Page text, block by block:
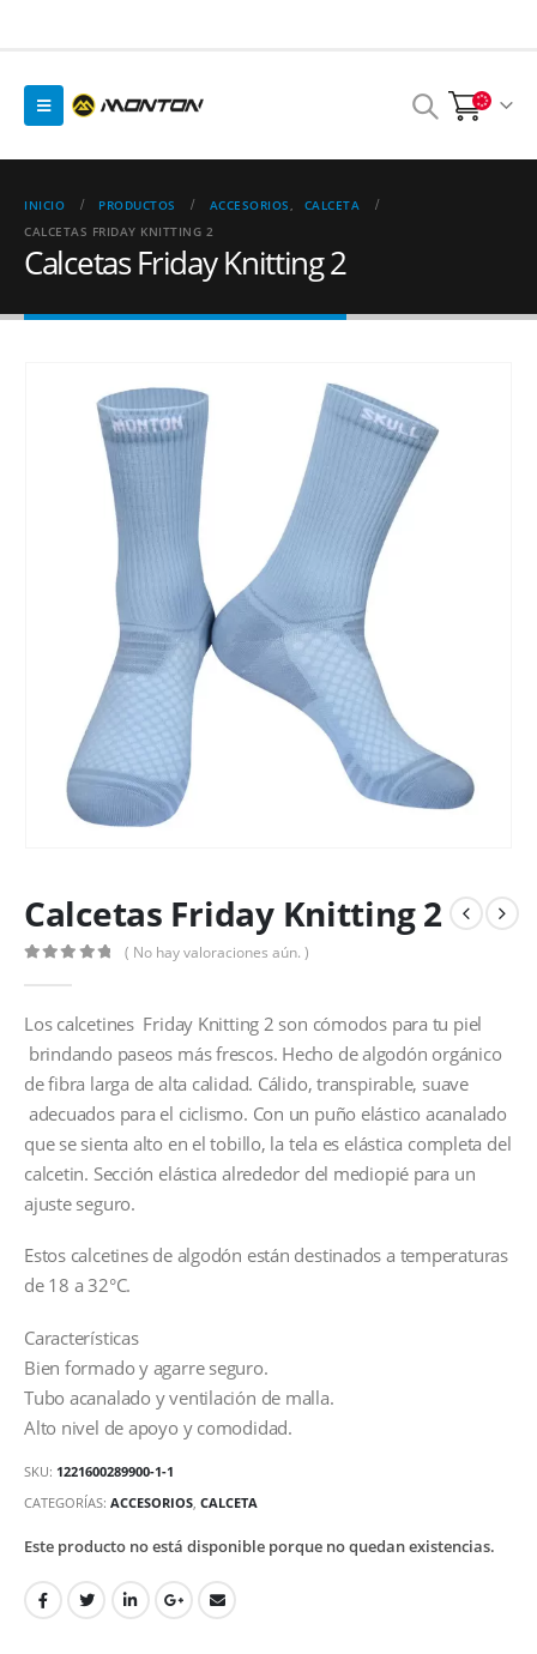
INICIO PRODUCTOS ACCESORIOS,
CALCETA
CALCETAS FRIDAY KNITTING 2
Calcetas Friday Knitting 2
Calcetas Friday Knitting 2
( No hay valoraciones aún. )
Los calcetines Friday Knitting 2 son cómodos para tu piel
brindando paseos más frescos. Hecho de algodón orgánico
de fibra larga de alta calidad. Cálido, transpirable, suave
adecuados para el ciclismo. Con un puño elástico acanalado
que se sienta alto en el tobillo, la tela es elástica completa del
calcetin. Sección elástica alrededor del mediopié para un
ajuste seguro.
Estos calcetines de algodón están destinados a temperaturas
de 18 a 32°C.
Características
Bien formado y agarre seguro.
Tubo acanalado y ventilación de malla.
Alto nivel de apoyo y comodidad.
SKU: 1221600289900-1-1
CATEGORÍAS: ACCESORIOS, CALCETA
Este producto no está disponible porque no quedan existencias.